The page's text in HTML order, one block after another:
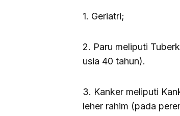
1. Geriatri;
2. Paru meliputi
usia 40 tahun).
3. Kanker meliputi
leher rahim (pada